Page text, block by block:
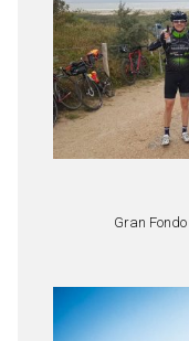
Gran